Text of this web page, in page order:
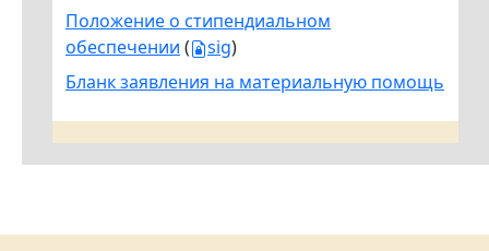
Положение о стипендиальном
обеспечении ( sig)
Бланк заявления на материальную помощь